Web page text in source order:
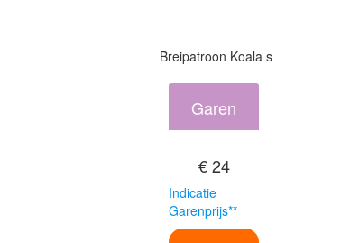
Breipatroon Koala s
Garen
€ 24
Indicatie
Garenprijs**